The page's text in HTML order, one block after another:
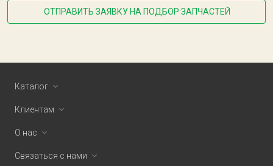
ОТПРАВИТЬ ЗАЯВКУ НА ПОДБОР ЗАПЧАСТЕЙ
Каталог
Клиентам
О нас
Связаться с нами